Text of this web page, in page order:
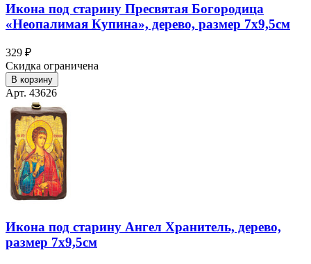
Икона под старину Пресвятая Богородица
«Неопалимая Купина», дерево, размер 7х9,5см
329 ₽
Скидка ограничена
В корзину
Арт. 43626
Икона под старину Ангел Хранитель, дерево,
размер 7х9,5см